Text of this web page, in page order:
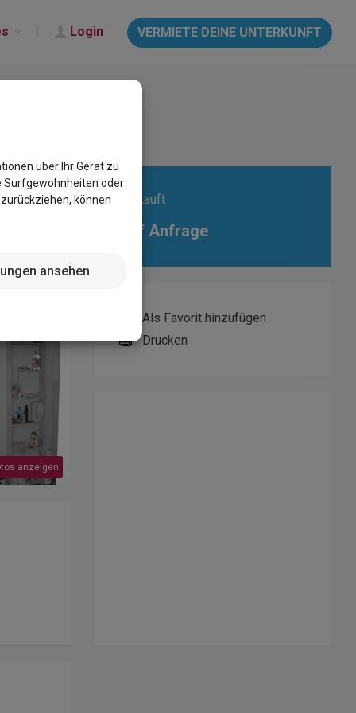
Login VERMIETE DEINE UNTERKUNFT
anzeigen
Verkauft
Auf Anfrage
Als Favorit hinzufügen
Drucken
über Ihr Gerät zu
Surfgewohnheiten oder
können
ansehen